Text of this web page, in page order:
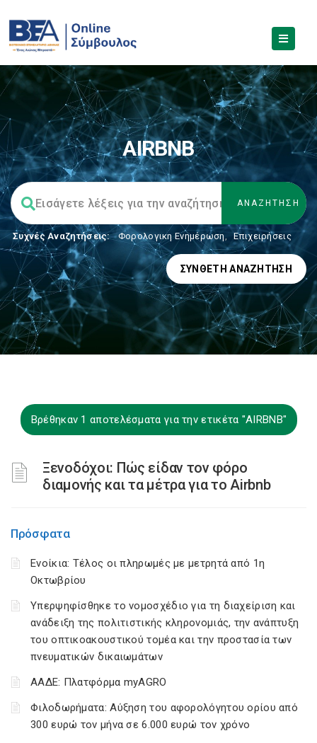
AIRBNB
Συχνές Αναζητήσεις: Φορολογικη Ενημέρωση, Επιχειρήσεις
ΣΎΝΘΕΤΗ ΑΝΑΖΉΤΗΣΗ
Βρέθηκαν 1 αποτελέσματα για την ετικέτα "AIRBNB"
Ξενοδόχοι: Πώς είδαν τον φόρο
διαμονής και τα μέτρα για το Airbnb
Πρόσφατα
Ενοίκια: Τέλος οι πληρωμές με μετρητά από 1η
Οκτωβρίου
Υπερψηφίσθηκε το νομοσχέδιο για τη διαχείριση και
ανάδειξη της πολιτιστικής κληρονομιάς, την ανάπτυξη
του οπτικοακουστικού τομέα και την προστασία των
πνευματικών δικαιωμάτων
ΑΑΔΕ: Πλατφόρμα myAGRO
Φιλοδωρήματα: Αύξηση του αφορολόγητου ορίου από
300 ευρώ τον μήνα σε 6.000 ευρώ τον χρόνο